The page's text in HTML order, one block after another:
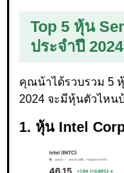
Top 5 หุ้น
ประจำปี 2024
คุณน้าได้รวบรวม 5 หุ้
2024 จะมีหุ้นตัวไหน
1. หุ้น Intel